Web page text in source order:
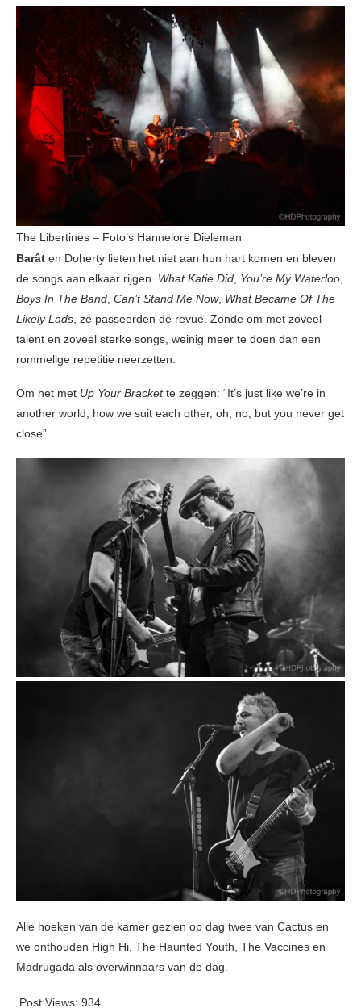
The Libertines – Foto’s Hannelore Dieleman
Barât en Doherty lieten het niet aan hun hart komen en bleven
de songs aan elkaar rijgen. What Katie Did You’re My Waterloo
Boys In The Band Can’t Stand Me Now, What Became Of The
Likely Lads , ze passeerden de revue. Zonde om met zoveel
talent en zoveel sterke songs, weinig meer te doen dan een
rommelige repetitie neerzetten.
Om het met Up Your Brackette zeggen: “It’s just like we’re in
another world, how we suit each other, oh, no, but you never get
close”.
Alle hoeken van de kamer gezien op dag twee van Cactus en
we onthouden High Hi, The Haunted Youth, The Vaccines en
Madrugada als overwinnaars van de dag.
Post Views: 934